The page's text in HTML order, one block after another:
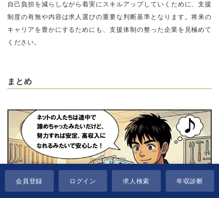
自己負担を減らしながら着実にスキルアップしていくために、支援
制度の有無や内容は求人選びの重要な判断基準となります。将来の
キャリアを豊かにするためにも、支援体制の整った企業を見極めて
ください。
まとめ
会員登録 ログイン 求人検索 年収診断